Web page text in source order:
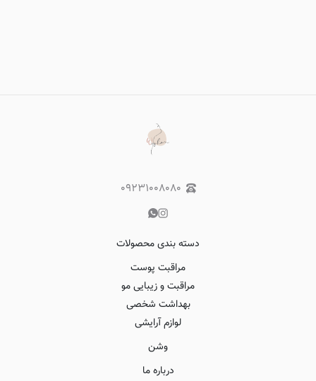
۰۹۲۳۱۰۰۸۰۸۰
دسته بندی محصولات
مراقبت پوست
مراقبت و زیبایی مو
بهداشت شخصی
لوازم آرایشی
وشن
درباره ما